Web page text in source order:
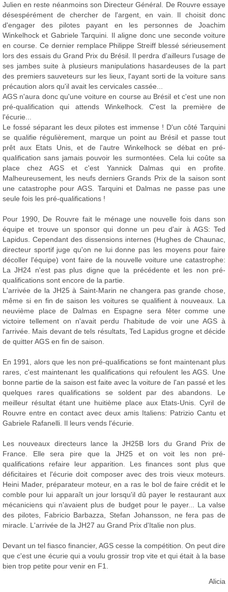
Julien en reste néanmoins son Directeur Général. De Rouvre essaye
désespérément de chercher de l'argent, en vain. Il choisit donc
d'engager des pilotes payant en les personnes de Joachim
Winkelhock et Gabriele Tarquini. Il aligne donc une seconde voiture
en course. Ce dernier remplace Philippe Streiff blessé sérieusement
lors des essais du Grand Prix du Brésil. Il perdra d'ailleurs l'usage de
ses jambes suite à plusieurs manipulations hasardeuses de la part
des premiers sauveteurs sur les lieux, l'ayant sorti de la voiture sans
précaution alors qu'il avait les cervicales cassée...
AGS n'aura donc qu'une voiture en course au Brésil et c'est une non
pré-qualification qui attends Winkelhock. C'est la première de
l'écurie...
Le fossé séparant les deux pilotes est immense ! D'un côté Tarquini
se qualifie régulièrement, marque un point au Brésil et passe tout
prêt aux Etats Unis, et de l'autre Winkelhock se débat en pré-
qualification sans jamais pouvoir les surmontées. Cela lui coûte sa
place chez AGS et c'est Yannick Dalmas qui en profite.
Malheureusement, les neufs derniers Grands Prix de la saison sont
une catastrophe pour AGS. Tarquini et Dalmas ne passe pas une
seule fois les pré-qualifications !
Pour 1990, De Rouvre fait le ménage une nouvelle fois dans son
équipe et trouve un sponsor qui donne un peu d'air à AGS: Ted
Lapidus. Cependant des dissensions internes (Hughes de Chaunac,
directeur sportif juge qu'on ne lui donne pas les moyens pour faire
décoller l'équipe) vont faire de la nouvelle voiture une catastrophe:
La JH24 n'est pas plus digne que la précédente et les non pré-
qualifications sont encore de la partie.
L'arrivée de la JH25 à Saint-Marin ne changera pas grande chose,
même si en fin de saison les voitures se qualifient à nouveaux. La
neuvième place de Dalmas en Espagne sera fêter comme une
victoire tellement on n'avait perdu l'habitude de voir une AGS à
l'arrivée. Mais devant de tels résultats, Ted Lapidus grogne et décide
de quitter AGS en fin de saison.
En 1991, alors que les non pré-qualifications se font maintenant plus
rares, c'est maintenant les qualifications qui refoulent les AGS. Une
bonne partie de la saison est faite avec la voiture de l'an passé et les
quelques rares qualifications se soldent par des abandons. Le
meilleur résultat étant une huitième place aux Etats-Unis. Cyril de
Rouvre entre en contact avec deux amis Italiens: Patrizio Cantu et
Gabriele Rafanelli. Il leurs vends l'écurie.
Les nouveaux directeurs lance la JH25B lors du Grand Prix de
France. Elle sera pire que la JH25 et on voit les non pré-
qualifications refaire leur apparition. Les finances sont plus que
déficitaires et l'écurie doit composer avec des trois vieux moteurs.
Heini Mader, préparateur moteur, en a ras le bol de faire crédit et le
comble pour lui apparaît un jour lorsqu'il dû payer le restaurant aux
mécaniciens qui n'avaient plus de budget pour le payer... La valse
des pilotes, Fabricio Barbazza, Stefan Johansson, ne fera pas de
miracle. L'arrivée de la JH27 au Grand Prix d'Italie non plus.
Devant un tel fiasco financier, AGS cesse la compétition. On peut dire
que c'est une écurie qui a voulu grossir trop vite et qui était à la base
bien trop petite pour venir en F1.
Alicia